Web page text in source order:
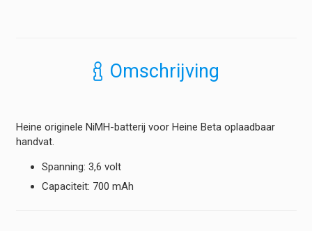
Omschrijving
Heine originele NiMH-batterij voor Heine Beta oplaadbaar
handvat.
Spanning: 3,6 volt
Capaciteit: 700 mAh